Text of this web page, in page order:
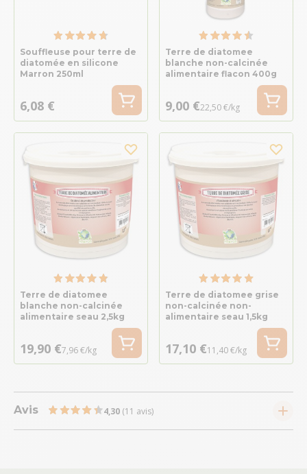
Souffleuse pour terre de
diatomée en silicone
Marron 250ml
6,08 €
Terre de diatomee
blanche non-calcinée
alimentaire flacon 400g
9,00 €22,50 €/kg
Terre de diatomee
blanche non-calcinée
alimentaire seau 2,5kg
19,90 €7,96 €/kg
Terre de diatomee grise
non-calcinée non-
alimentaire seau 1,5kg
17,10 €11,40 €/kg
Avis 4,30 (11 avis)